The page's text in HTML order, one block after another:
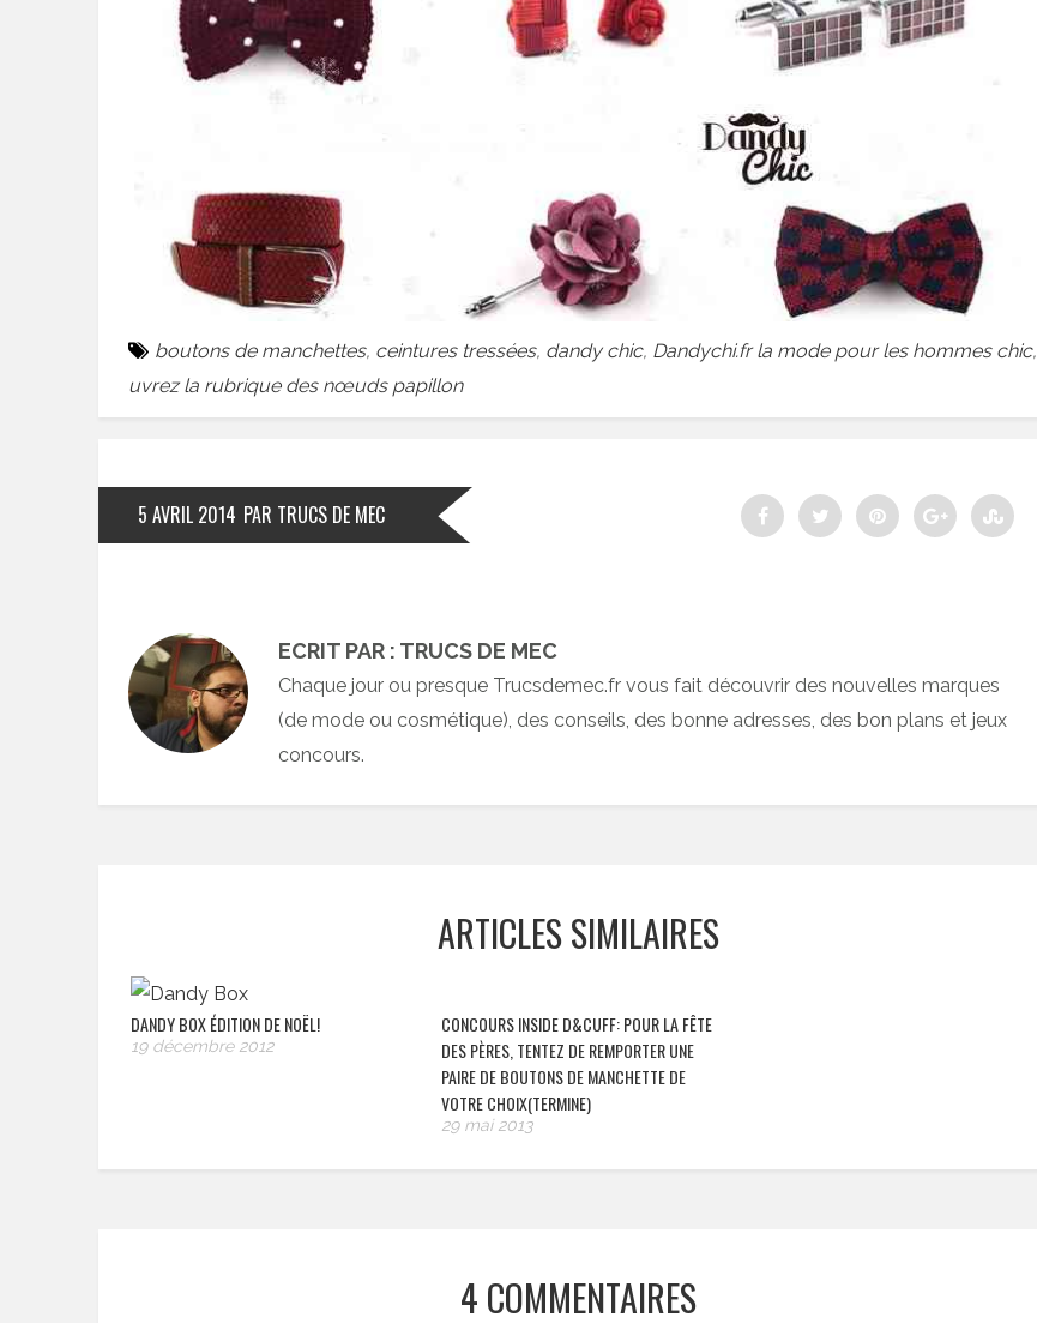
boutons de manchettes, ceintures tressées, dandy chic, Dandychi.fr la mode pour les hommes chic,
uvrez la rubrique des nœuds papillon
5 AVRIL 2014 PAR TRUCS DE MEC
ECRIT PAR : TRUCS DE MEC
Chaque jour ou presque Trucsdemec.fr vous fait découvrir des nouvelles marques
(de mode ou cosmétique), des conseils, des bonne adresses, des bon plans et jeux
concours.
ARTICLES SIMILAIRES
DANDY BOX ÉDITION DE NOËL!
19 décembre 2012
CONCOURS INSIDE D&CUFF: POUR LA FÊTE
DES PÈRES, TENTEZ DE REMPORTER UNE
PAIRE DE BOUTONS DE MANCHETTE DE
VOTRE CHOIX(TERMINE)
29 mai 2013
4 COMMENTAIRES